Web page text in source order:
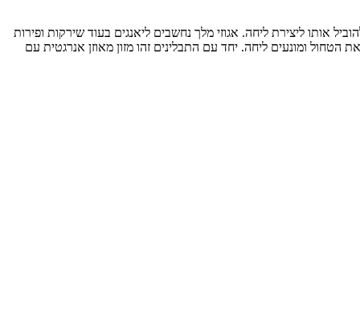
אותו ליצירת ליחה. אגוזי מלך נחשבים ליאנגים בעוד שירקות ופירות
את הטחול ומונעים ליחה. יחד עם התבלינים זהו מזון מאוזן אנרגטית עם